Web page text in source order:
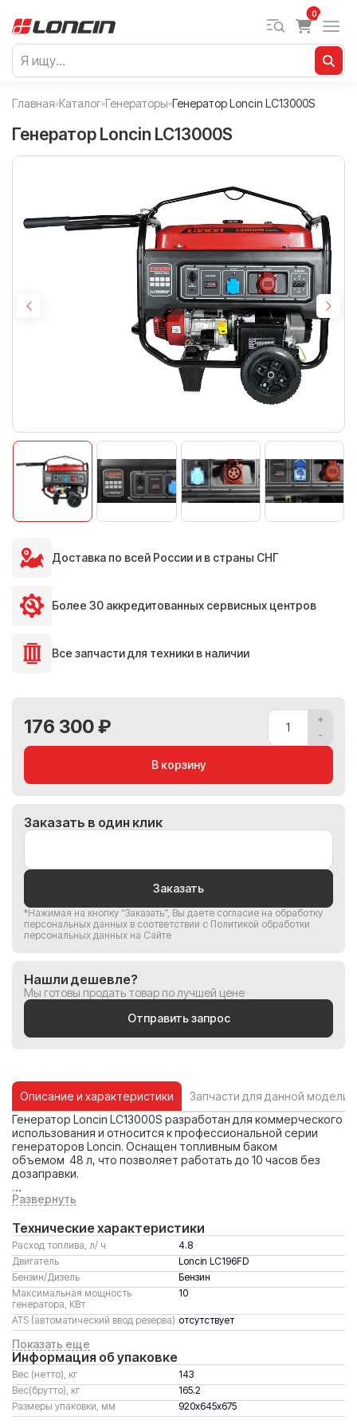
0
Главная Каталог Генераторы Генератор Loncin LC13000S
Доставка по всей России и в страны СНГ
Более 30 аккредитованных сервисных центров
Все запчасти для техники в наличии
Генератор Loncin LC13000S
176 300 ₽
В корзину
Заказать в один клик
Заказать
*Нажимая на кнопку “Заказать”, Вы даете согласие на обработку
персональных данных в соответствии с Политикой обработки
персональных данных на Сайте
Нашли дешевле?
Мы готовы продать товар по лучшей цене
Отправить запрос
Описание и характеристики
Запчасти для данной модели
Генератор Loncin LC13000S разработан для коммерческого
использования и относится к профессиональной серии
генераторов Loncin. Оснащен топливным баком
объемом 48 л, что позволяет работать до 10 часов без
дозаправки.
Цифровое зажигание, глушитель с пониженным уровнем
многофункциональный дисплей на передней панели для
контроля за состоянием оборудования значительно
повышают удобство эксплуатации.
В основе генератора лежит один из самых мощных
одноцилиндровых двигателей Loncin- LC196FD с рабочим
объемом 622 см3, полноценной системой смазки под
давлением, внешним сменным масляным фильтром и
Loncin LC13000S оснащен аккумулятором и электрическим
запуском. Для удобства перемещения предусмотрены
складные ручки, специальный кронштейн для погрузки-
выгрузки с помощью кранового оборудования и крупные
колеса.
Развернуть
Технические характеристики
Расход топлива, л/ ч
4.8
Двигатель
Loncin LC196FD
Бензин/Дизель
Бензин
Максимальная мощность
генератора, КВт
10
ATS (автоматический ввод резерва) отсутствует
Показать еще
Информация об упаковке
Вес (нетто), кг
143
Вес(брутто), кг
165.2
Размеры упаковки, мм
920х645х675